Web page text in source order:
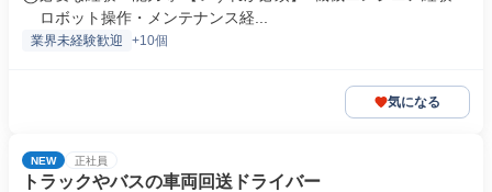
ロボット操作・メンテナンス経...
業界未経験歓迎 +10個
気になる
NEW 正社員
トラックやバスの車両回送ドライバー